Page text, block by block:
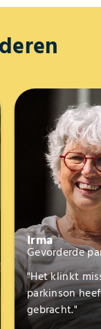
Irma
Gevorderde
"Het klinkt
parkinson
gebracht."